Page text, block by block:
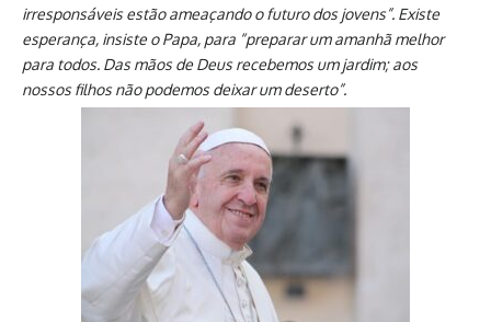
irresponsáveis estão ameaçando o futuro dos jovens”. Existe
esperança, insiste o Papa, para “preparar um amanhã melhor
para todos. Das mãos de Deus recebemos um jardim; aos
nossos filhos não podemos deixar um deserto”.